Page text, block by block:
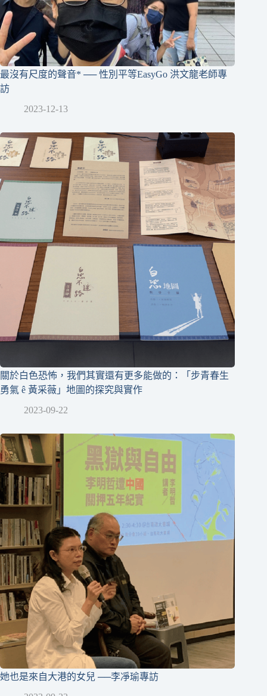
最沒有尺度的聲音* ── 性別平等EasyGo 洪文龍老師專
訪
2023-12-13
關於白色恐怖，我們其實還有更多能做的：「步青春生
勇氣 ê 黃采薇」地圖的探究與實作
2023-09-22
她也是來自大港的女兒 ──李凈瑜專訪